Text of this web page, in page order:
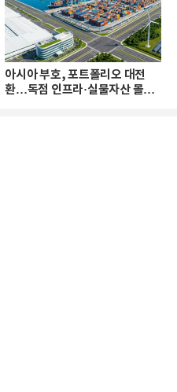
아시아 부호, 포트폴리오 대전
환…독점 인프라·실물자산 몰린